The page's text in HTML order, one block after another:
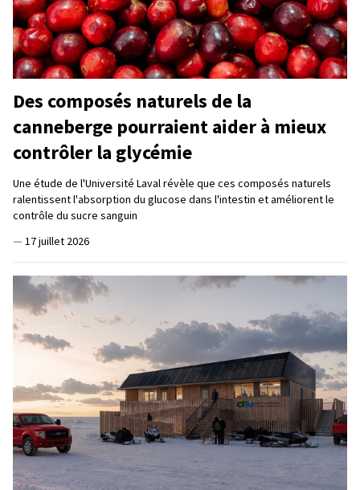
Des composés naturels de la
canneberge pourraient aider à mieux
contrôler la glycémie
Une étude de l'Université Laval révèle que ces composés naturels
ralentissent l'absorption du glucose dans l'intestin et améliorent le
contrôle du sucre sanguin
— 17 juillet 2026